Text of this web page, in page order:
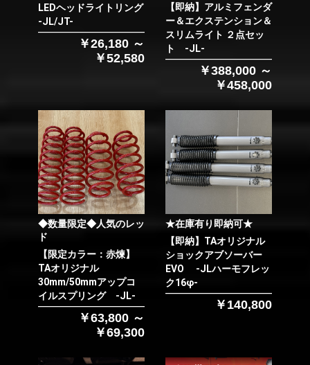
LEDヘッドライトリング
-JL/JT-
￥26,180 ～
￥52,580
【即納】アルミフェンダ
ー＆エクステンション＆
スリムライト ２点セッ
ト -JL-
￥388,000 ～
￥458,000
◆数量限定◆人気のレッ
ド
【限定カラー：赤煉】
TAオリジナル
30mm/50mmアップコ
イルスプリング -JL-
￥63,800 ～
￥69,300
★在庫有り即納可★
【即納】TAオリジナル
ショックアブソーバー
EVO -JLハーモフレッ
ク16φ-
￥140,800